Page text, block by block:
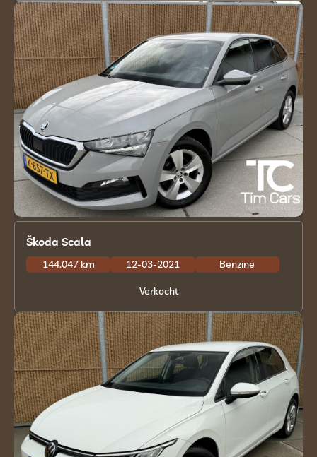
Škoda Scala
144.047 km 12-03-2021 Benzine
Verkocht